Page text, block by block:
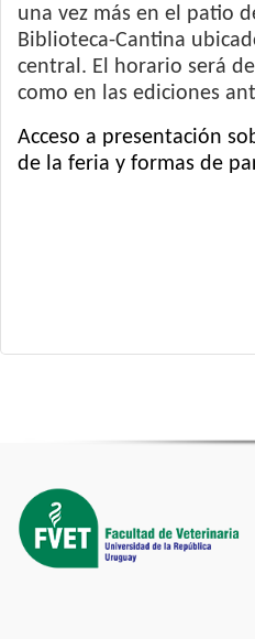
una vez más en el patio
Biblioteca-Cantina
central. El horario será
como en las ediciones
Acceso a presentación
de la feria y formas de